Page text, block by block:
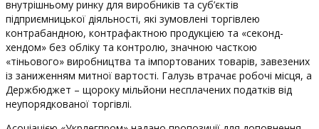
внутрішньому ринку для виробників та суб’єктів
підприємницької діяльності, які зумовлені торгівлею
контрабандною, контрафактною продукцією та «секонд-
хендом» без обліку та контролю, значною часткою
«тіньового» виробництва та імпортованих товарів, завезених
із заниженням митної вартості. Галузь втрачає робочі місця, а
Держбюджет – щороку мільйони несплачених податків від
неупорядкованої торгівлі.